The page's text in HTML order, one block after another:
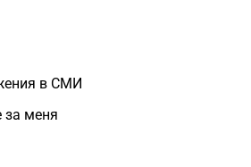
в СМИ
за меня